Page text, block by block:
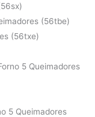
(56tbe)
(56txe)
5 Queimadores
5 Queimadores